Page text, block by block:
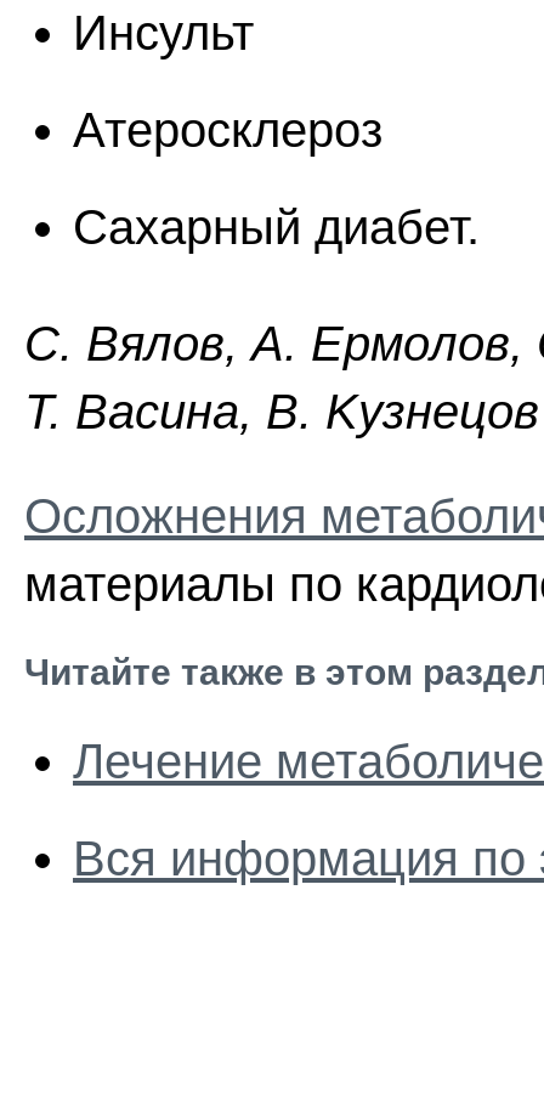
Инсульт
Атеросклероз
Сахарный диабет.
C. Bялoв, A.
Т. Bacинa, B. Kyзнeцoв
Осложнения
материалы по
Читайте также в этом
Лечение
Вся информация по